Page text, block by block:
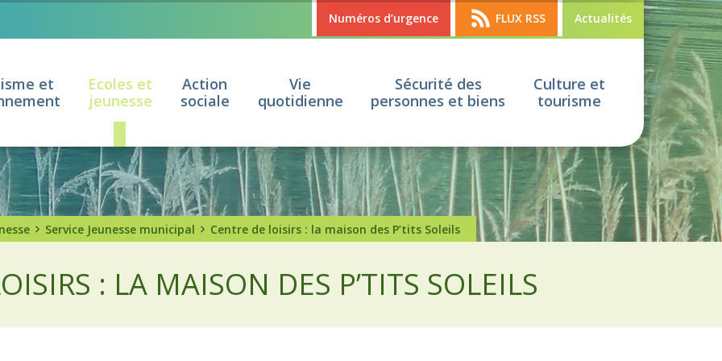
Numéros d’urgence FLUX RSS Actualités
et
Ecoles et
jeunesse
Action
sociale
Vie
quotidienne
Sécurité des
personnes et biens
Culture et
tourisme
Service Jeunesse municipal Centre de loisirs : la maison des P’tits Soleils
: LA MAISON DES P’TITS SOLEILS